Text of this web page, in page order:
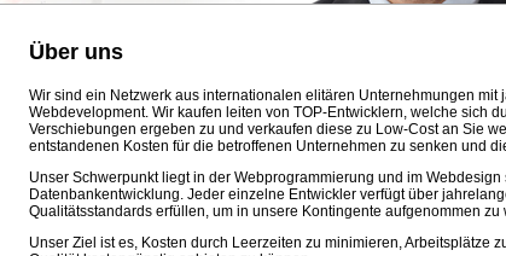
Über uns
Wir sind ein Netzwerk aus internationalen elitären Unternehmungen mit
Webdevelopment. Wir kaufen leiten von TOP-Entwicklern, welche sich
Verschiebungen ergeben zu und verkaufen diese zu Low-Cost an Sie
entstandenen Kosten für die betroffenen Unternehmen zu senken und
Unser Schwerpunkt liegt in der Webprogrammierung und im
Datenbankentwicklung. Jeder einzelne Entwickler verfügt über
Qualitätsstandards erfüllen, um in unsere Kontingente aufgenommen zu
Unser Ziel ist es, Kosten durch Leerzeiten zu minimieren, Arbeitsplätze